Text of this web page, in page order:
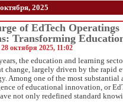
2025
of EdTech Operatings
Transforming
октября 2025, 11:02
the education and learning
change, largely driven by the rapid
Among one of the most substantial
of educational innovation, or
not only redefined standard